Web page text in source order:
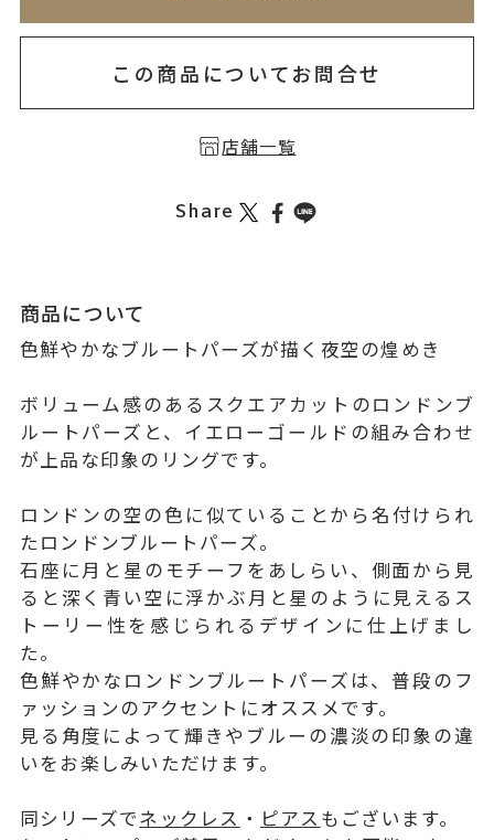
この商品についてお問合せ
店舗一覧
Share
商品について
色鮮やかなブルートパーズが描く夜空の煌めき
ボリューム感のあるスクエアカットのロンドンブ
ルートパーズと、イエローゴールドの組み合わせ
が上品な印象のリングです。
ロンドンの空の色に似ていることから名付けられ
たロンドンブルートパーズ。
石座に月と星のモチーフをあしらい、側面から見
ると深く青い空に浮かぶ月と星のように見えるス
トーリー性を感じられるデザインに仕上げまし
た。
色鮮やかなロンドンブルートパーズは、普段のフ
ァッションのアクセントにオススメです。
見る角度によって輝きやブルーの濃淡の印象の違
いをお楽しみいただけます。
同シリーズでネックレス ・ ピアス もございます。